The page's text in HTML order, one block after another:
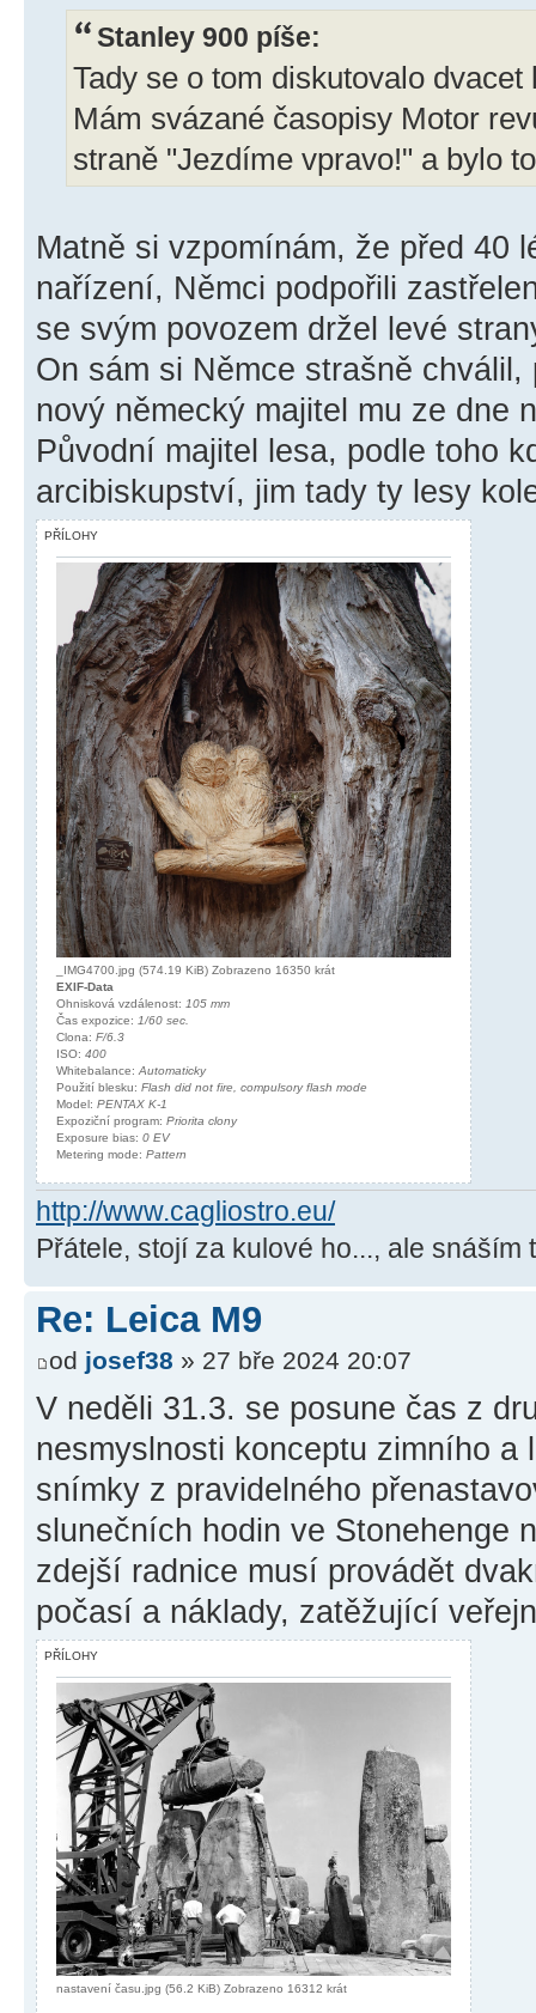
Stanley 900 píše:
Tady se o tom diskutovalo
Mám svázané časopisy Motor
straně "Jezdíme vpravo!" a bylo
Matně si vzpomínám, že před 40
nařízení, Němci podpořili
se svým povozem držel levé
On sám si Němce strašně
nový německý majitel mu ze dne
Původní majitel lesa, podle toho
arcibiskupství, jim tady ty lesy
PŘÍLOHY
_IMG4700.jpg (574.19 KiB) Zobrazeno 16350 krát
EXIF-Data
Ohnisková vzdálenost: 105 mm
Čas expozice: 1/60 sec.
Clona: F/6.3
ISO: 400
Whitebalance:Automaticky
Použití blesku: Flash did not fire, compulsory flash mode
Model: PENTAX K-1
Expoziční program: Priorita clony
Exposure bias: 0 EV
Metering mode: Pattern
http://www.cagliostro.eu/
Přátele, stojí za kulové ho..., ale snáším
Re: Leica M9
od josef38 » 27 bře 2024 20:07
V neděli 31.3. se posune čas z
nesmyslnosti konceptu zimního
snímky z pravidelného
slunečních hodin ve Stonehenge
zdejší radnice musí provádět
počasí a náklady, zatěžující
PŘÍLOHY
nastavení času.jpg (56.2 KiB) Zobrazeno 16312 krát